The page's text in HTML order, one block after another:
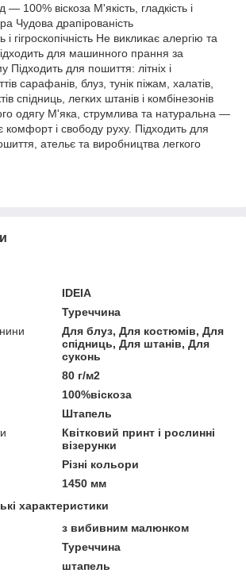
100% віскоза М'якість, гладкість і
Чудова драпірованість
і гігроскопічність Не викликає алергію та
для машинного прання за
Підходить для пошиття: літніх і
сарафанів, блуз, тунік піжам, халатів,
спідниць, легких штанів і комбінезонів
одягу М'яка, струмлива та натуральна —
комфорт і свободу руху. Підходить для
ательє та виробництва легкого
IDEIA
Туреччина
Для блуз, Для костюмів, Для
спідниць, Для штанів, Для
суконь
80 г/м2
100%віскоза
Штапель
Квітковий принт і рослинні
візерунки
Різні кольори
1450 мм
характеристики
з вибивним малюнком
Туреччина
штапель